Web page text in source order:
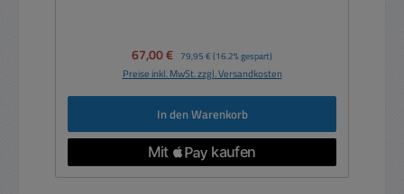
Verkaufspreis:
67,00 € Regulärer Preis:
79,95 € (16.2% gespart)
Preise inkl. MwSt. zzgl. Versandkosten
In den Warenkorb